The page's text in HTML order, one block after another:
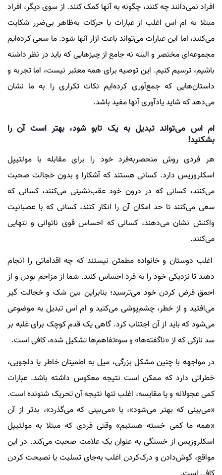
افراد نمی‌دانند چه کنند، چگونه به آنها کمک کنند. از سوی دیگر، افراد
مبتلا به ام اس اغلب از عبارات یا حرکات به‌ظاهر بی‌ضرر شکایت
می‌کنند، اما این عبارات می‌تواند باعث آزار آنها شود. ما سعی کرده‌ایم
مجموعه‌ای مختصر و البته نه جامع از چیزهایی که باید در نظر داشته
باشیم، ترسیم کنیم. این توصیه برای همه معتبر نیست، اما تجربه و
داستان‌هایی که جمع‌آوری کرده‌ایم نکات تکراری را به ما نشان
می‌دهد که شاید یادآوری آنها مفید باشد.
ام اس می‌تواند تبدیل به یک تابو شود، بهتر است آن را
بشکنید!
هر فردی روش منحصربه‌فرد خود را برای مقابله با مولتیپل
اسکلروزیس دارد. کسانی هستند که آشکارا و بدون خجالت صحبت
می‌کنند، کسانی که در درون خود عقب‌نشینی می‌کنند، کسانی که
سعی می‌کنند تا حد امکان آن را انکار کنند، کسانی که با عصبانیت
واکنش نشان می‌دهند، کسانی که احساس قوی ناتوانی و تنهایی
می‌کنند.
اغلب دوستان و خانواده مطمئن نیستند که چه اقداماتی را انجام
دهند تا نزدیکی خود را به فرد احساس کنند. شما از مزاحم بودن و از
احمق فرض کردن خود می‌ترسید؛ بنابراین بین شک و خجالت گیر
می‌افتید و از خطر، چشم‌پوشی می‌کنید و ام اس تبدیل به موضوعی
می‌شود که باید از آن اجتناب کرد. گاهی یک‌ قدم کوچک برای غلبه بر
سد نازکی که از «ناگفته‌ها» و سوءتفاهم‌ها تشکیل شده، کافی است.
در مواجهه با چنین مشکل بزرگی، میل به اطمینان خاطر یا دلجویی،
خطراتی دارد که ممکن است نتیجه معکوس داشته باشد. عبارات
کمی عجولانه و یا مقایسه، اغلب تنها نتیجه آن تحریک شنونده است.
«می‌بینی که بهتر می‌شود»، یا «می‌بینی که می‌گذرد»، بدتر از آن
«همه ما کمی خسته هستیم» وقتی فردی که مبتلا به مولتیپل
اسکلروزیس از خستگی به عنوان یک علامت صحبت می‌کند. در این
مواقع، گوش‌دادن و درک‌کردن اغلب به‌جای تسلیت یا نصیحت کردن